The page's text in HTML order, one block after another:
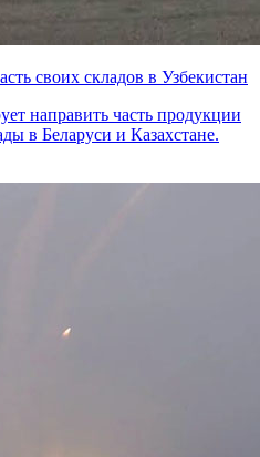
своих складов в Узбекистан
направить часть продукции
в Беларуси и Казахстане.